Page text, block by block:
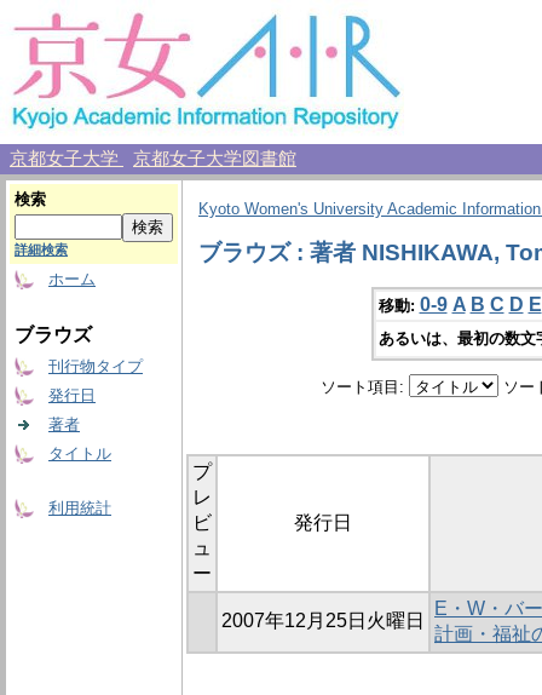
京都女子大学 京都女子大学図書館
検索
詳細検索
ホーム
ブラウズ
刊行物タイプ
発行日
著者
タイトル
利用統計
Kyoto Women's University Academic
ブラウズ : 著者 NISHIKAWA,
移動: 0-9 A B C D E
あるいは、最初の数
ソート項目: ソー
プ
レ
ビ
ュ
ー
発行日
2007年12月25日火曜日
E・W・バ
計画・福祉